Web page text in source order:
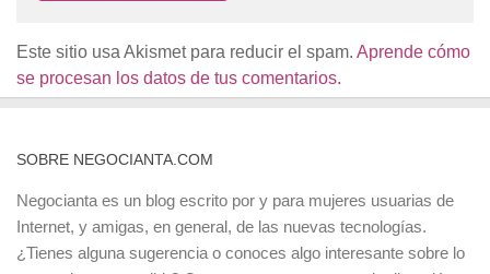
Este sitio usa Akismet para reducir el spam. Aprende cómo
se procesan los datos de tus comentarios.
SOBRE NEGOCIANTA.COM
Negocianta es un blog escrito por y para mujeres usuarias de
Internet, y amigas, en general, de las nuevas tecnologías.
¿Tienes alguna sugerencia o conoces algo interesante sobre lo